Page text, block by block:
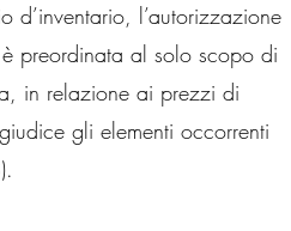
d’inventario, l’autorizzazione
preordinata al solo scopo di
in relazione ai prezzi di
gli elementi occorrenti